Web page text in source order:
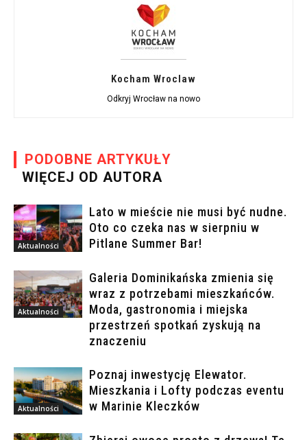
Kocham Wroclaw
Odkryj Wrocław na nowo
PODOBNE ARTYKUŁY
WIĘCEJ OD AUTORA
Aktualności
Lato w mieście nie musi być nudne.
Oto co czeka nas w sierpniu w
Pitlane Summer Bar!
Aktualności
Galeria Dominikańska zmienia się
wraz z potrzebami mieszkańców.
Moda, gastronomia i miejska
przestrzeń spotkań zyskują na
znaczeniu
Aktualności
Poznaj inwestycję Elewator.
Mieszkania i Lofty podczas eventu
w Marinie Kleczków